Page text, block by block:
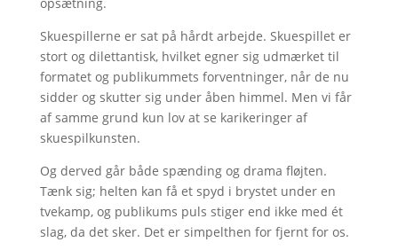
Skuespillerne er sat på hårdt arbejde. Skuespillet er
stort og dilettantisk, hvilket egner sig udmærket til
formatet og publikummets forventninger, når de nu
sidder og skutter sig under åben himmel. Men vi får
af samme grund kun lov at se karikeringer af
skuespilkunsten.
Og derved går både spænding og drama fløjten.
Tænk sig; helten kan få et spyd i brystet under en
tvekamp, og publikums puls stiger end ikke med ét
slag, da det sker. Det er simpelthen for fjernt for os.